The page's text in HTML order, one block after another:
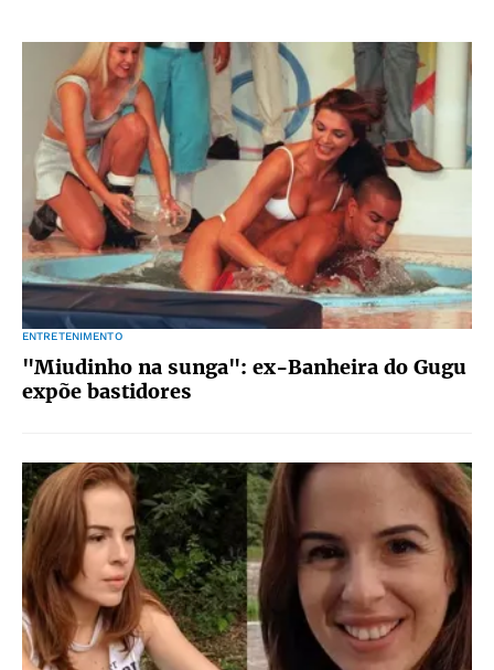
ENTRETENIMENTO
"Miudinho na sunga": ex-Banheira do Gugu
expõe bastidores